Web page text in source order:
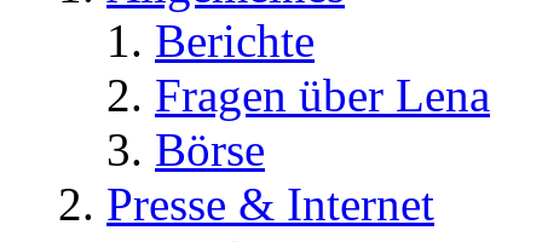
Berichte
Fragen über Lena
Börse
Presse & Internet